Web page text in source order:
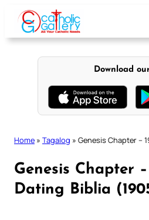
content
Download
Home » Tagalog » Genesis Chapter –
Genesis Chapter
Dating Biblia